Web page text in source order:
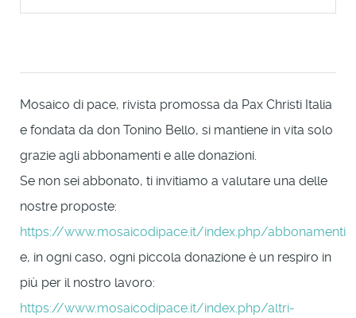
Mosaico di pace, rivista promossa da Pax Christi Italia
e fondata da don Tonino Bello, si mantiene in vita solo
grazie agli abbonamenti e alle donazioni.
Se non sei abbonato, ti invitiamo a valutare una delle
nostre proposte:
https://www.mosaicodipace.it/index.php/abbonamenti
e, in ogni caso, ogni piccola donazione è un respiro in
più per il nostro lavoro:
https://www.mosaicodipace.it/index.php/altri-